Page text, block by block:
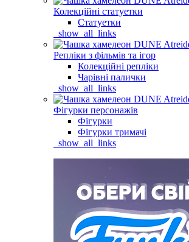
Колекційні статуетки
Статуетки
_show_all_links
Репліки з фільмів та ігор
Колекційні репліки
Чарівні палички
_show_all_links
Фігурки персонажів
Фігурки
Фігурки тримачі
_show_all_links